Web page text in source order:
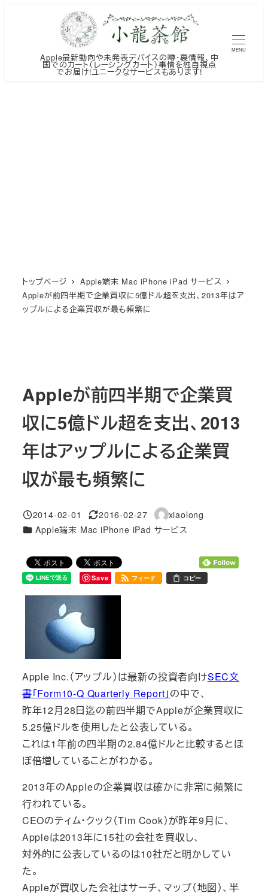
Apple最新動向や未発表デバイスの噂・裏情報、中
国でのカート（レーシングカート）事情を独自視点
でお届け!ユニークなサービスもあります!
MENU
トップページ
Apple端末 Mac iPhone iPad サービス
Appleが前四半期で企業買収に5億ドル超を支出、2013年はア
ップルによる企業買収が最も頻繁に
Appleが前四半期で企業買
収に5億ドル超を支出、2013
年はアップルによる企業買
収が最も頻繁に
投稿日
2014-02-01
更新日
2016-02-27
著
者
xiaolong
カテゴリー
Apple端末 Mac iPhone iPad サービス
Save フィード コピー
Apple Inc.（アップル）は最新の投資者向けSEC文
書「Form10-Q Quarterly Report」の中で、
昨年12月28日迄の前四半期でAppleが企業買収に
5.25億ドルを使用したと公表している。
これは1年前の四半期の2.84億ドルと比較するとほ
ぼ倍増していることがわかる。
2013年のAppleの企業買収は確かに非常に頻繁に
行われている。
CEOのティム・クック（Tim Cook）が昨年9月に、
Appleは2013年に15社の会社を買収し、
対外的に公表しているのは10社だと明かしてい
た。
Appleが買収した会社はサーチ、マップ（地図）、半